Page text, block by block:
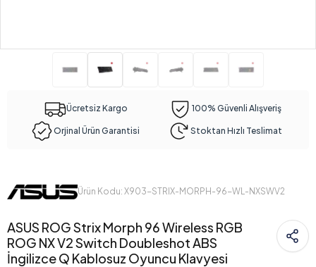
Ücretsiz Kargo 100% Güvenli Alışveriş
Orjinal Ürün Garantisi Stoktan Hızlı Teslimat
Ürün Kodu: X903-STRIX-MORPH-96-WL-NXSWV2
ASUS ROG Strix Morph 96 Wireless RGB
ROG NX V2 Switch Doubleshot ABS
İngilizce Q Kablosuz Oyuncu Klavyesi